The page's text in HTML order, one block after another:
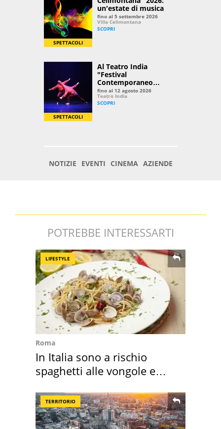
POTREBBE INTERESSARTI
LIFESTYLE
Roma
In Italia sono a rischio
spaghetti alle vongole e
TERRITORIO